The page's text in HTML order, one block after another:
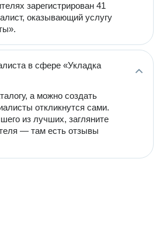
зарегистрирован 41
оказывающий услугу
в сфере «Укладка
а можно создать
откликнутся сами.
из лучших, загляните
— там есть отзывы